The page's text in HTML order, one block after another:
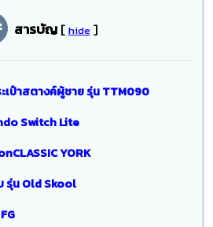
สารบัญ [ hide ]
เป๋าสตางค์ผู้ชาย รุ่น TTM090
Switch Lite
YORK
รุ่น Old Skool